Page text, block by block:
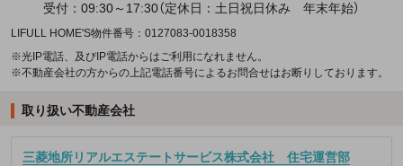
受付：09:30～17:30（定休日：土日祝日休み 年末年始）
LIFULL HOME'S物件番号：0127083-0018358
※光IP電話、及びIP電話からはご利用になれません。
※不動産会社の方からの上記電話番号によるお問合せはお断りしております。
取り扱い不動産会社
三菱地所リアルエステートサービス株式会社 住宅運営部